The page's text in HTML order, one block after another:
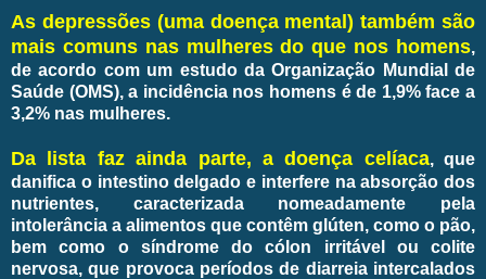
As depressões (uma doença mental) também são
mais comuns nas mulheres do que nos homens,
de acordo com um estudo da Organização Mundial de
Saúde (OMS), a incidência nos homens é de 1,9% face a
3,2% nas mulheres.
Da lista faz ainda parte, a doença celíaca, que
danifica o intestino delgado e interfere na absorção dos
nutrientes, caracterizada nomeadamente pela
intolerância a alimentos que contêm glúten, como o pão,
bem como o síndrome do cólon irritável ou colite
nervosa, que provoca períodos de diarreia intercalados